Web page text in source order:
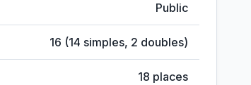
Public
16 (14 simples, 2 doubles)
18 places